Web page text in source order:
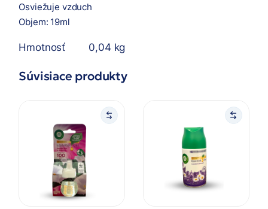
Osviežuje vzduch
Objem: 19ml
Hmotnosť 0,04 kg
Súvisiace produkty